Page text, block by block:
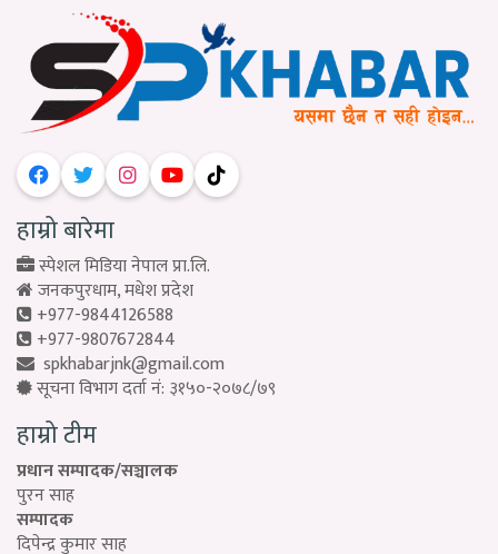
हाम्रो बारेमा
स्पेशल मिडिया नेपाल प्रा.लि.
जनकपुरधाम, मधेश प्रदेश
+977-9844126588
+977-9807672844
spkhabarjnk@gmail.com
सूचना विभाग दर्ता नं: ३१५०-२०७८/७९
हाम्रो टीम
प्रधान सम्पादक/सञ्चालक
पुरन साह
सम्पादक
दिपेन्द्र कुमार साह